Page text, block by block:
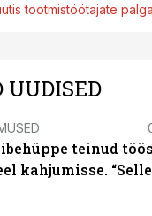
tootmistöötajate
teinud
kahjumisse.